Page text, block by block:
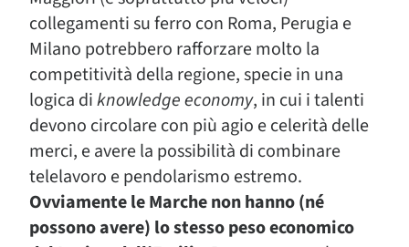
collegamenti su ferro con Roma, Perugia e
Milano potrebbero rafforzare molto la
competitività della regione, specie in una
logica diknowledge economy, in cui i talenti
devono circolare con più agio e celerità delle
merci, e avere la possibilità di combinare
telelavoro e pendolarismo estremo.
Ovviamente le Marche non hanno (né
possono avere) lo stesso peso economico